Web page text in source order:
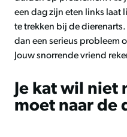
een dag zijn eten links laat
te trekken bij de
dan een serieus probleem
Jouw snorrende vriend
Je kat wil niet
moet naar de